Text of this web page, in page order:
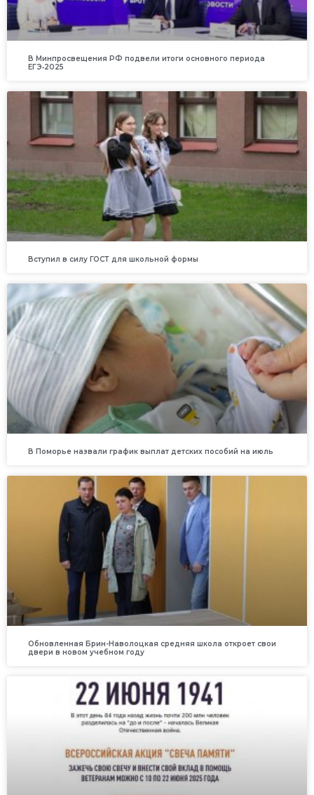
В Минпросвещения РФ подвели итоги основного периода
ЕГЭ‑2025
Вступил в силу ГОСТ для школьной формы
В Поморье назвали график выплат детских пособий на июль
Обновленная Брин-Наволоцкая средняя школа откроет свои
двери в новом учебном году